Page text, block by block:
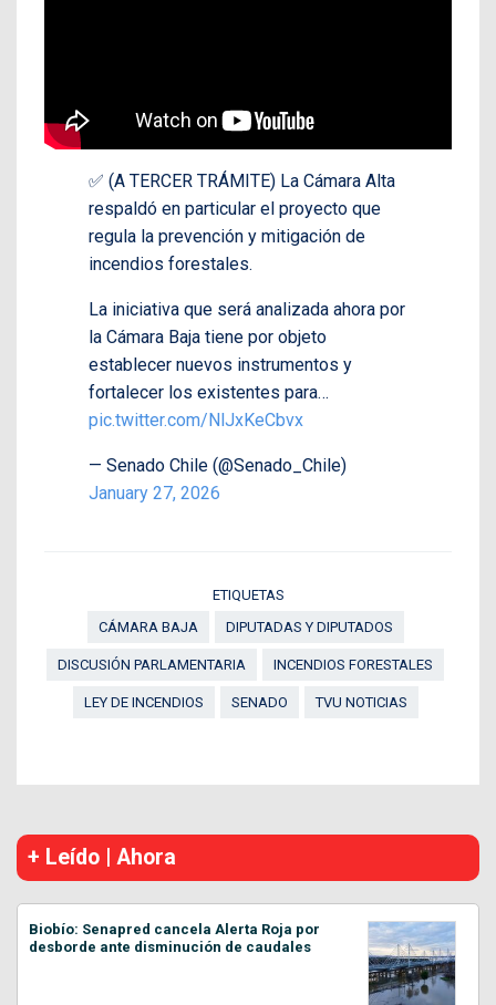
✅ (A TERCER TRÁMITE) La Cámara Alta
respaldó en particular el proyecto que
regula la prevención y mitigación de
incendios forestales.
La iniciativa que será analizada ahora por
la Cámara Baja tiene por objeto
establecer nuevos instrumentos y
fortalecer los existentes para…
pic.twitter.com/NlJxKeCbvx
— Senado Chile (@Senado_Chile)
January 27, 2026
ETIQUETAS
CÁMARA BAJA
DIPUTADAS Y DIPUTADOS
DISCUSIÓN PARLAMENTARIA INCENDIOS FORESTALES
LEY DE INCENDIOS SENADO TVU NOTICIAS
+ Leído | Ahora
Biobío: Senapred cancela Alerta Roja por
desborde ante disminución de caudales